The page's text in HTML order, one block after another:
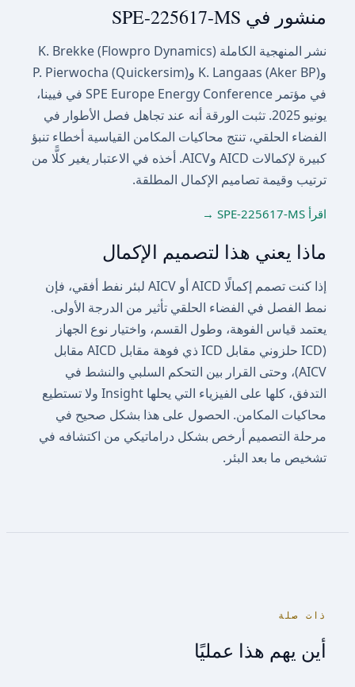
منشور في SPE-225617-MS
نشر المنهجية الكاملة K. Brekke (Flowpro Dynamics)
وK. Langaas (Aker BP) وP. Pierwocha (Quickersim)
في مؤتمر SPE Europe Energy Conference في فيينا،
يونيو 2025. تثبت الورقة أنه عند تجاهل فصل الأطوار في
الفضاء الحلقي، تنتج محاكيات المكامن القياسية أخطاء تنبؤ
كبيرة لإكمالات AICD وAICV. أخذه في الاعتبار يغير كلًّا من
ترتيب وقيمة تصاميم الإكمال المطلقة.
اقرأ SPE-225617-MS →
ماذا يعني هذا لتصميم الإكمال
إذا كنت تصمم إكمالًا AICD أو AICV لبئر نفط أفقي، فإن
نمط الفصل في الفضاء الحلقي تأثير من الدرجة الأولى.
يعتمد قياس الفوهة، وطول القسم، واختيار نوع الجهاز
(ICD حلزوني مقابل ICD ذي فوهة مقابل AICD مقابل
AICV)، وحتى القرار بين التحكم السلبي والنشط في
التدفق، كلها على الفيزياء التي يحلها Insight ولا تستطيع
محاكيات المكامن. الحصول على هذا بشكل صحيح في
مرحلة التصميم أرخص بشكل دراماتيكي من اكتشافه في
تشخيص ما بعد البئر.
ذات صلة
أين يهم هذا عمليًا